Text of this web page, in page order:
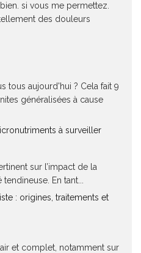
si vous me permettez.
des douleurs
tous aujourd'hui ? Cela fait 9
généralisées à cause
à surveiller
sur l’impact de la
En tant...
: origines, traitements et
et complet, notamment sur